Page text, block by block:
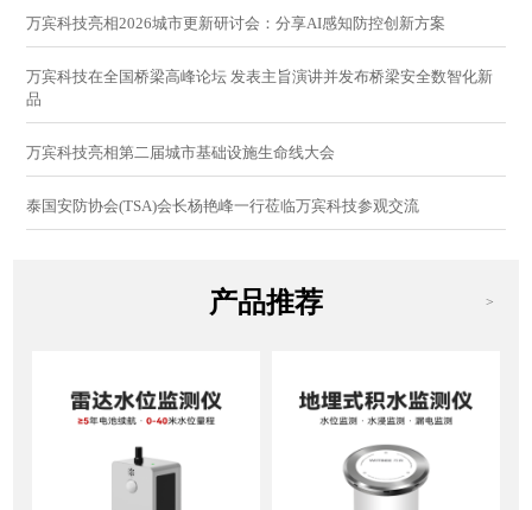
万宾科技亮相2026城市更新研讨会：分享AI感知防控创新方案
万宾科技在全国桥梁高峰论坛 发表主旨演讲并发布桥梁安全数智化新
品
万宾科技亮相第二届城市基础设施生命线大会
泰国安防协会(TSA)会长杨艳峰一行莅临万宾科技参观交流
产品推荐 >